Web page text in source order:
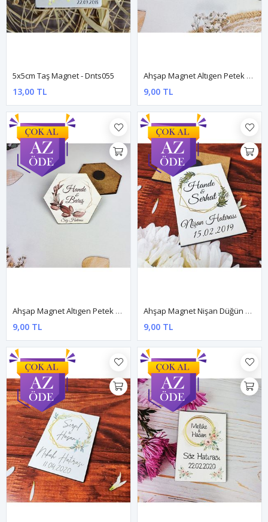
5x5cm Taş Magnet - Dnts055
13,00 TL
Ahşap Magnet Altıgen Petek Kesim - Gold Yeşil Yapraklı Konsept
9,00 TL
Ahşap Magnet Altıgen Petek Kesim - Yapraklı Konsept
9,00 TL
Ahşap Magnet Nişan Düğün Hediyesi 5x7cm
9,00 TL